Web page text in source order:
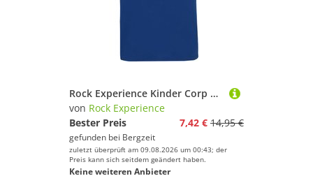
Rock Experience Kinder Corp T-Shirt
von Rock Experience
Bester Preis
7,42 € 14,95 €
gefunden bei Bergzeit
zuletzt überprüft am 09.08.2026 um 00:43; der
Preis kann sich seitdem geändert haben.
Keine weiteren Anbieter